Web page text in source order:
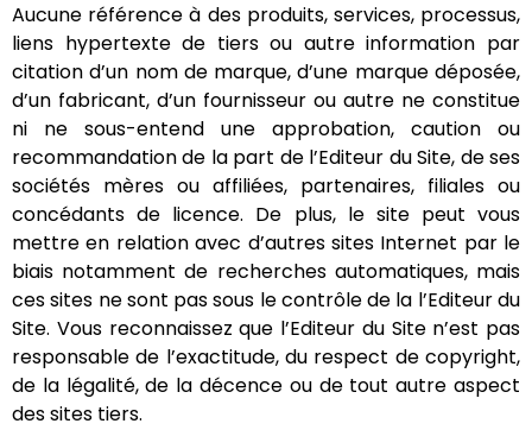
Aucune référence à des produits, services, processus,
liens hypertexte de tiers ou autre information par
citation d’un nom de marque, d’une marque déposée,
d’un fabricant, d’un fournisseur ou autre ne constitue
ni ne sous-entend une approbation, caution ou
recommandation de la part de l’Editeur du Site, de ses
sociétés mères ou affiliées, partenaires, filiales ou
concédants de licence. De plus, le site peut vous
mettre en relation avec d’autres sites Internet par le
biais notamment de recherches automatiques, mais
ces sites ne sont pas sous le contrôle de la l’Editeur du
Site. Vous reconnaissez que l’Editeur du Site n’est pas
responsable de l’exactitude, du respect de copyright,
de la légalité, de la décence ou de tout autre aspect
des sites tiers.